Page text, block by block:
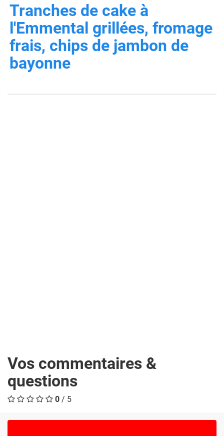
Tranches de cake à
l'Emmental grillées, fromage
frais, chips de jambon de
bayonne
Vos commentaires &
questions
0 / 5